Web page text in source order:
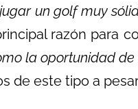
un golf muy
razón para
la oportunidad
de este tipo a